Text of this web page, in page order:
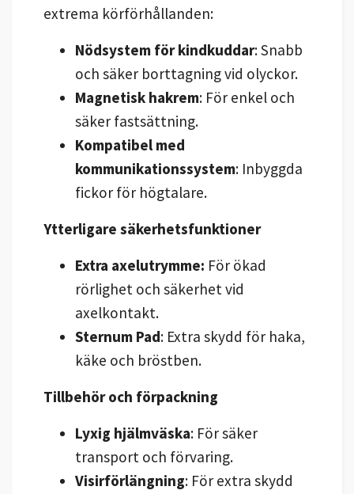
extrema körförhållanden:
Nödsystem för kindkuddar: Snabb
och säker borttagning vid olyckor.
Magnetisk hakrem: För enkel och
säker fastsättning.
Kompatibel med
kommunikationssystem: Inbyggda
fickor för högtalare.
Ytterligare säkerhetsfunktioner
Extra axelutrymme: För ökad
rörlighet och säkerhet vid
axelkontakt.
Sternum Pad: Extra skydd för haka,
käke och bröstben.
Tillbehör och förpackning
Lyxig hjälmväska: För säker
transport och förvaring.
Visirförlängning: För extra skydd